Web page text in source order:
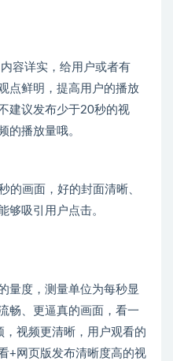
容详实，给用户或者有
点鲜明，提高用户的播放
建议发布少于20秒的视
的播放量哦。
的画面，好的封面清晰、
够吸引用户点击。
量度，测量单位为每秒显
畅、更逼真的画面，看一
视频更清晰，用户观看的
+网页版发布清晰度高的视